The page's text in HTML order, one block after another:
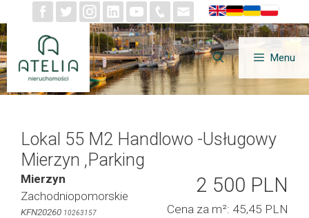
do
treści
Menu
Lokal 55 M2 Handlowo -usługowy
Mierzyn ,parking
Mierzyn
Zachodniopomorskie
KFN20260 10263157
2 500 PLN
Cena za m²: 45,45 PLN